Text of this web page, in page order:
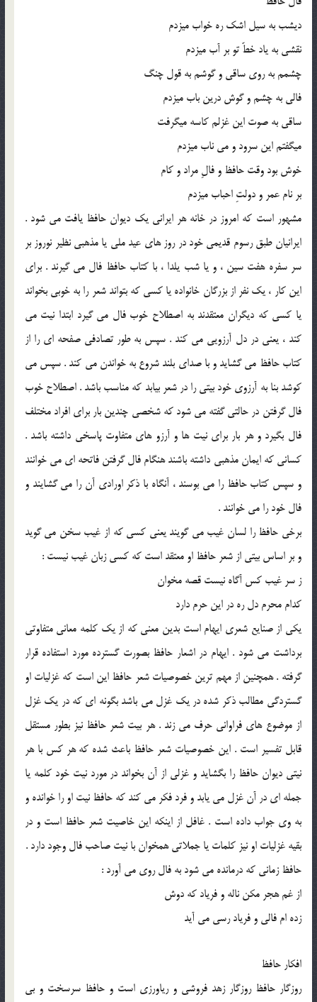
دیشب به ‌سیل اشک ره خواب میزدم
نقشی به ‌یاد خطّ تو بر آب میزدم
چشمم به‌ روی ساقی و گوشم به‌ قول چنگ
فالی به چشم و گوش درین باب میزدم
ساقی به صوت این غزلم کاسه میگرفت
میگفتم این سرود و می ناب میزدم
خوش بود وقت حافظ و فالِ مراد و کام
بر نام عمر و دولتِ احباب میزدم
مشهور است که امروز در خانه هر ایرانی یک دیوان حافظ یافت می ‌شود .
ایرانیان طبق رسوم قدیمی خود در روز های عید ملی یا مذهبی نظیر نوروز بر
سر سفره هفت سین ، و یا شب یلدا ، با کتاب حافظ فال می ‌گیرند . برای
این کار ، یک نفر از بزرگان خانواده یا کسی که بتواند شعر را به خوبی بخواند
یا کسی که دیگران معتقدند به اصطلاح خوب فال می‌ گیرد ابتدا نیت می‌
کند ، یعنی در دل آرزویی می‌ کند . سپس به طور تصادفی صفحه‌ ای را از
کتاب حافظ می ‌گشاید و با صدای بلند شروع به خواندن می ‌کند . سپس می
‌کوشد بنا به آرزوی خود بیتی را در شعر بیابد که مناسب باشد . اصطلاح خوب
فال گرفتن در حالتی گفته می ‌شود که شخصی چندین بار برای افراد مختلف
فال بگیرد و هر بار برای نیت ‌ها و آرزو های متفاوت پاسخی داشته باشد .
کسانی که ایمان مذهبی داشته باشند هنگام فال گرفتن فاتحه ای می‌ خوانند
و سپس کتاب حافظ را می‌ بوسند ، آنگاه با ذکر اورادی آن را می ‌گشایند و
فال خود را می‌ خوانند .
برخی حافظ را لسان غیب می گویند یعنی کسی که از غیب سخن می گوید
و بر اساس بیتی از شعر حافظ او معتقد است که کسی زبان غیب نیست :
ز سر غیب کس آگاه نیست قصه مخوان
کدام محرم دل ره در این حرم دارد
یکی از صنایع شعری ایهام است بدین معنی که از یک کلمه معانی متفاوتی
برداشت می شود . ایهام در اشعار حافظ بصورت گسترده مورد استفاده قرار
گرفته . همچنین از مهم‌ ترین خصوصیات شعر حافظ این است که غزلیات او
گستردگی مطالب ذکر شده در یک غزل می باشد بگونه ای که در یک غزل
از موضوع های فراوانی حرف می زند . هر بیت شعر حافظ نیز بطور مستقل
قابل تفسیر است . این خصوصیات شعر حافظ باعث شده که هر کس با هر
نیتی دیوان حافظ را بگشاید و غزلی از آن بخواند در مورد نیت خود کلمه یا
جمله ای در آن غزل می یابد و فرد فکر می کند که حافظ نیت او را خوانده و
به وی جواب داده است . غافل از اینکه این خاصیت شعر حافظ است و در
بقیه غزلیات او نیز کلمات یا جملاتی همخوان با نیت صاحب فال وجود دارد .
حافظ زمانی که درمانده می شود به فال روی می آورد :
از غم هجر مکن ناله و فریاد که دوش
زده ام فالی و فریاد رسی می آید
افکار حافظ
روزگار حافظ روزگار زهد فروشی و ریاورزی است و حافظ سرسخت و بی